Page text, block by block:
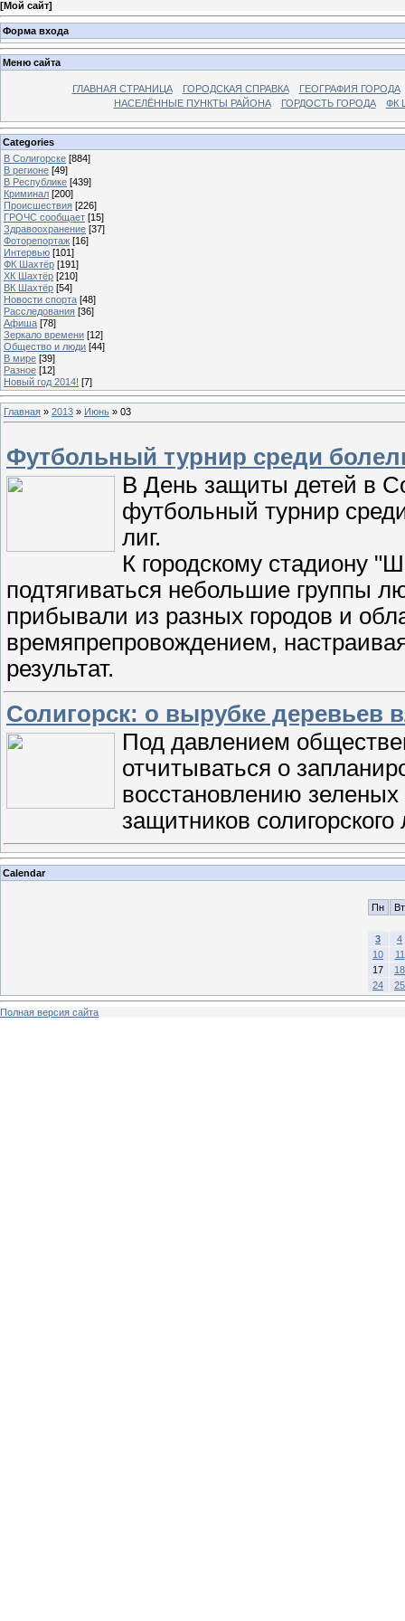
[Мой сайт]
Форма входа
Меню сайта
ГЛАВНАЯ СТРАНИЦА ГОРОДСКАЯ СПРАВКА
ГЕОГРАФИЯ ГОРОДА
НАСЕЛЁННЫЕ ПУНКТЫ РАЙОНА
ГОРДОСТЬ ГОРОДА ФК
Categories
В Солигорске [884]
В регионе [49]
В Республике [439]
Криминал [200]
Происшествия [226]
ГРОЧС сообщает [15]
Здравоохранение [37]
Фоторепортаж [16]
Интервью [101]
ФК Шахтёр [191]
ХК Шахтёр [210]
ВК Шахтёр [54]
Новости спорта [48]
Расследования [36]
Афиша [78]
Зеркало времени [12]
Общество и люди [44]
В мире [39]
Разное [12]
Новый год 2014! [7]
Главная » 2013 » Июнь » 03
Футбольный турнир среди
В День защиты детей в
футбольный турнир
лиг.
К городскому стадиону
подтягиваться небольшие группы
прибывали из разных городов и
времяпрепровождением,
результат.
Солигорск: о вырубке деревьев
Под давлением
отчитываться о
восстановлению
защитников
Calendar
Пн Вт
3
4
10
11
17
18
24
25
Полная версия сайта